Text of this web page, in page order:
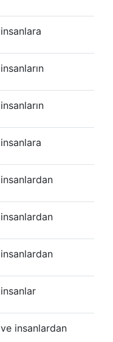
insanlara
insanların
insanların
insanlara
insanlardan
insanlardan
insanlardan
insanlar
ve insanlardan